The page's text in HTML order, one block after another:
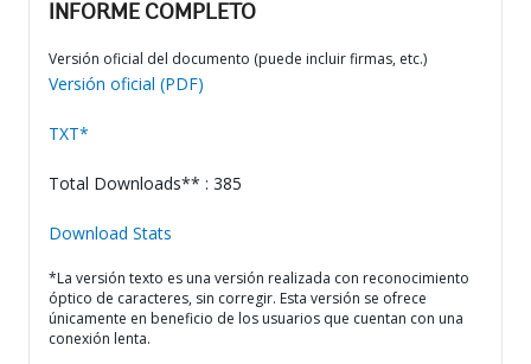
INFORME COMPLETO
Versión oficial del documento (puede incluir firmas, etc.)
Versión oficial (PDF)
TXT*
Total Downloads** : 385
Download Stats
*La versión texto es una versión realizada con reconocimiento
óptico de caracteres, sin corregir. Esta versión se ofrece
únicamente en beneficio de los usuarios que cuentan con una
conexión lenta.